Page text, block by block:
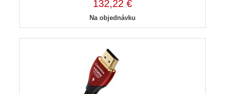
132,22 €
Na objednávku